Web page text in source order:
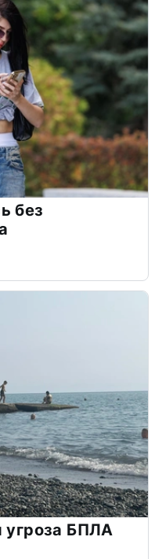
без
угроза БПЛА